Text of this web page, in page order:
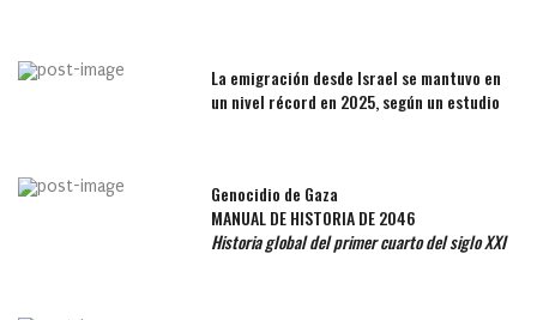
La emigración desde Israel se mantuvo en
un nivel récord en 2025, según un estudio
Genocidio de Gaza
MANUAL DE HISTORIA DE 2046
Historia global del primer cuarto del siglo XXI